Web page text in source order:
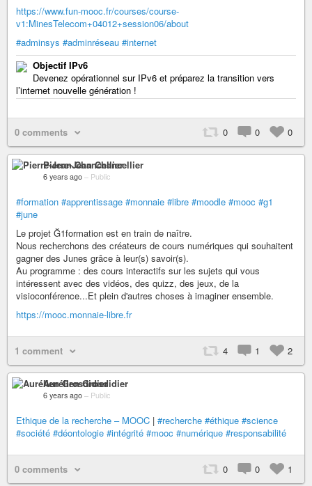
https://www.fun-mooc.fr/courses/course-
v1:MinesTelecom+04012+session06/about
#adminsys #adminréseau #internet
Objectif IPv6
Devenez opérationnel sur IPv6 et préparez la transition vers
l’internet nouvelle génération !
0 comments 0 0 0
Pierre-Jean Chancellier
6 years ago – Public
#formation #apprentissage #monnaie #libre #moodle #mooc #g1
#june
Le projet Ğ1formation est en train de naître.
Nous recherchons des créateurs de cours numériques qui souhaitent
gagner des Junes grâce à leur(s) savoir(s).
Au programme : des cours interactifs sur les sujets qui vous
intéressent avec des vidéos, des quizz, des jeux, de la
visioconférence...Et plein d'autres choses à imaginer ensemble.
https://mooc.monnaie-libre.fr
1 comment 4 1 2
Aurélien Grosdidier
6 years ago – Public
Ethique de la recherche – MOOC | #recherche #éthique #science
#société #déontologie #intégrité #mooc #numérique #responsabilité
0 comments 0 0 1